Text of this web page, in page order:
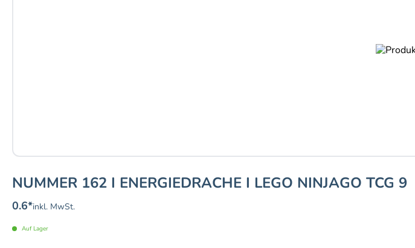
NUMMER 162 I ENERGIEDRACHE I LEGO NINJAGO TCG 9
0.6*inkl. MwSt.
Auf Lager